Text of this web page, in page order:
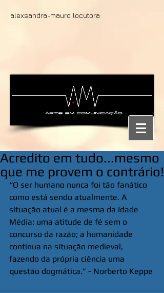
alexsandra-mauro locutora
Acredito em tudo...mesmo
que me provem o contrário!
“O ser humano nunca foi tão fanático
como está sendo atualmente. A
situação atual é a mesma da Idade
Média: uma atitude de fé sem o
concurso da razão; a humanidade
continua na situação medieval,
fazendo da própria ciência uma
questão dogmática.” - Norberto Keppe